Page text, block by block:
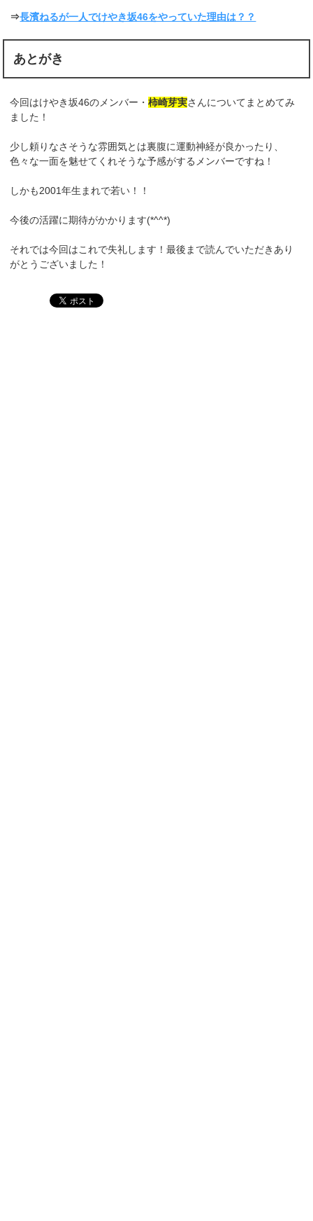
⇒長濱ねるが一人でけやき坂46をやっていた理由は？？
あとがき
今回はけやき坂46のメンバー・柿崎芽実さんについてまとめてみ
ました！
少し頼りなさそうな雰囲気とは裏腹に運動神経が良かったり、
色々な一面を魅せてくれそうな予感がするメンバーですね！
しかも2001年生まれで若い！！
今後の活躍に期待がかかります(*^^*)
それでは今回はこれで失礼します！最後まで読んでいただきあり
がとうございました！